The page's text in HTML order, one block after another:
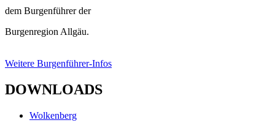
dem Burgenführer der
Burgenregion Allgäu.
Weitere Burgenführer-Infos
DOWNLOADS
Wolkenberg